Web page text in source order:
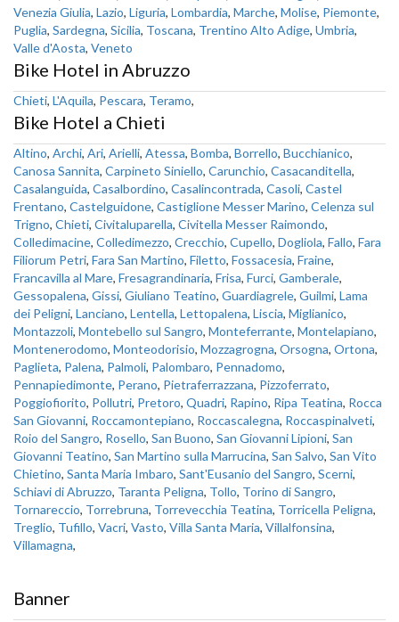
Venezia Giulia, Lazio, Liguria, Lombardia, Marche, Molise, Piemonte,
Puglia, Sardegna, Sicilia, Toscana, Trentino Alto Adige, Umbria,
Valle d'Aosta, Veneto
Bike Hotel in Abruzzo
Chieti, L'Aquila, Pescara, Teramo,
Bike Hotel a Chieti
Altino, Archi, Ari, Arielli, Atessa, Bomba, Borrello, Bucchianico,
Canosa Sannita, Carpineto Siniello, Carunchio, Casacanditella,
Casalanguida, Casalbordino, Casalincontrada, Casoli, Castel
Frentano, Castelguidone, Castiglione Messer Marino, Celenza sul
Trigno, Chieti, Civitaluparella, Civitella Messer Raimondo,
Colledimacine, Colledimezzo, Crecchio, Cupello, Dogliola, Fallo, Fara
Filiorum Petri, Fara San Martino, Filetto, Fossacesia, Fraine,
Francavilla al Mare, Fresagrandinaria, Frisa, Furci, Gamberale,
Gessopalena, Gissi, Giuliano Teatino, Guardiagrele, Guilmi, Lama
dei Peligni, Lanciano, Lentella, Lettopalena, Liscia, Miglianico,
Montazzoli, Montebello sul Sangro, Monteferrante, Montelapiano,
Montenerodomo, Monteodorisio, Mozzagrogna, Orsogna, Ortona,
Paglieta, Palena, Palmoli, Palombaro, Pennadomo,
Pennapiedimonte, Perano, Pietraferrazzana, Pizzoferrato,
Poggiofiorito, Pollutri, Pretoro, Quadri, Rapino, Ripa Teatina, Rocca
San Giovanni, Roccamontepiano, Roccascalegna, Roccaspinalveti,
Roio del Sangro, Rosello, San Buono, San Giovanni Lipioni, San
Giovanni Teatino, San Martino sulla Marrucina, San Salvo, San Vito
Chietino, Santa Maria Imbaro, Sant'Eusanio del Sangro, Scerni,
Schiavi di Abruzzo, Taranta Peligna, Tollo, Torino di Sangro,
Tornareccio, Torrebruna, Torrevecchia Teatina, Torricella Peligna,
Treglio, Tufillo, Vacri, Vasto, Villa Santa Maria, Villalfonsina,
Villamagna,
Banner